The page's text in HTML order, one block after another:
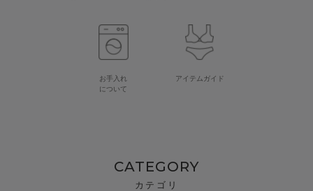
お手入れ
について
アイテムガイド
CATEGORY
カテゴリ